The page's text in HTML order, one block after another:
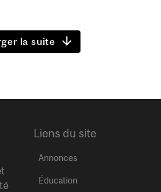
la suite
Liens du site
Annonces
Éducation